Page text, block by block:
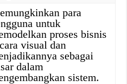
para
untuk
proses bisnis
visual dan
sebagai
dalam
sistem.